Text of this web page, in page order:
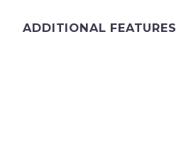
ADDITIONAL FEATURES